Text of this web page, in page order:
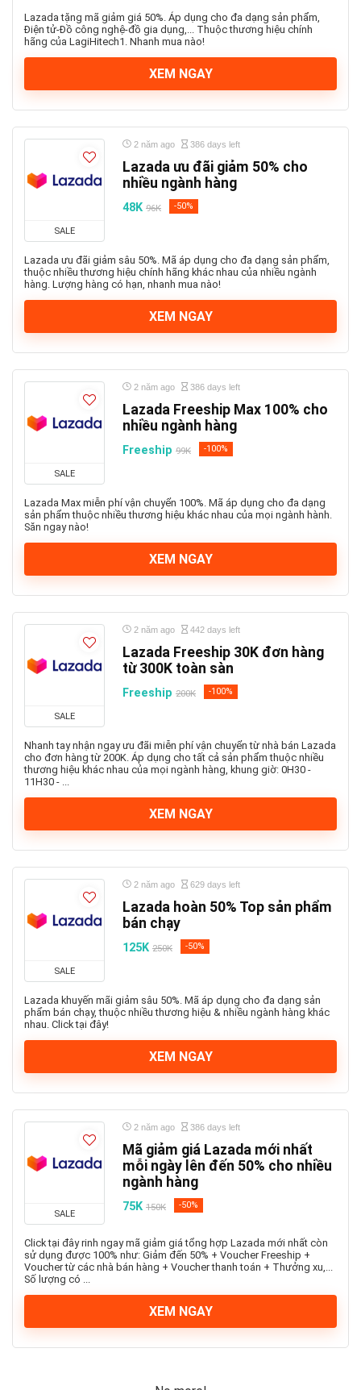
Lazada tặng mã giảm giá 50%. Áp dụng cho đa dạng sản phẩm,
Điện tử-Đồ công nghệ-đồ gia dụng,... Thuộc thương hiệu chính
hãng của LagiHitech1. Nhanh mua nào!
XEM NGAY
SALE
2 năm ago 386 days left
Lazada ưu đãi giảm 50% cho
nhiều ngành hàng
48K 96K -50%
Lazada ưu đãi giảm sâu 50%. Mã áp dụng cho đa dạng sản phẩm,
thuộc nhiều thương hiệu chính hãng khác nhau của nhiều ngành
hàng. Lượng hàng có hạn, nhanh mua nào!
XEM NGAY
SALE
2 năm ago 386 days left
Lazada Freeship Max 100% cho
nhiều ngành hàng
Freeship 99K -100%
Lazada Max miễn phí vận chuyển 100%. Mã áp dụng cho đa dạng
sản phẩm thuộc nhiều thương hiệu khác nhau của mọi ngành hành.
Săn ngay nào!
XEM NGAY
SALE
2 năm ago 442 days left
Lazada Freeship 30K đơn hàng
từ 300K toàn sàn
Freeship 200K -100%
Nhanh tay nhận ngay ưu đãi miễn phí vận chuyển từ nhà bán Lazada
cho đơn hàng từ 200K. Áp dụng cho tất cả sản phẩm thuộc nhiều
thương hiệu khác nhau của mọi ngành hàng, khung giờ: 0H30 -
11H30 - ...
XEM NGAY
SALE
2 năm ago 629 days left
Lazada hoàn 50% Top sản phẩm
bán chạy
125K 250K -50%
Lazada khuyến mãi giảm sâu 50%. Mã áp dụng cho đa dạng sản
phẩm bán chạy, thuộc nhiều thương hiệu & nhiều ngành hàng khác
nhau. Click tại đây!
XEM NGAY
SALE
2 năm ago 386 days left
Mã giảm giá Lazada mới nhất
mỗi ngày lên đến 50% cho nhiều
ngành hàng
75K 150K -50%
Click tại đây rinh ngay mã giảm giá tổng hợp Lazada mới nhất còn
sử dụng được 100% như: Giảm đến 50% + Voucher Freeship +
Voucher từ các nhà bán hàng + Voucher thanh toán + Thưởng xu,...
Số lượng có ...
XEM NGAY